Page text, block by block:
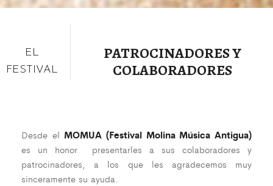
EL
FESTIVAL
PATROCINADORES Y
COLABORADORES
Desde el MOMUA (Festival Molina Música Antigua)
es un honor presentarles a sus colaboradores y
patrocinadores, a los que les agradecemos muy
sinceramente su ayuda.